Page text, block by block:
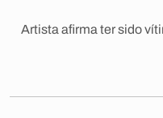
Artista afirma ter sido